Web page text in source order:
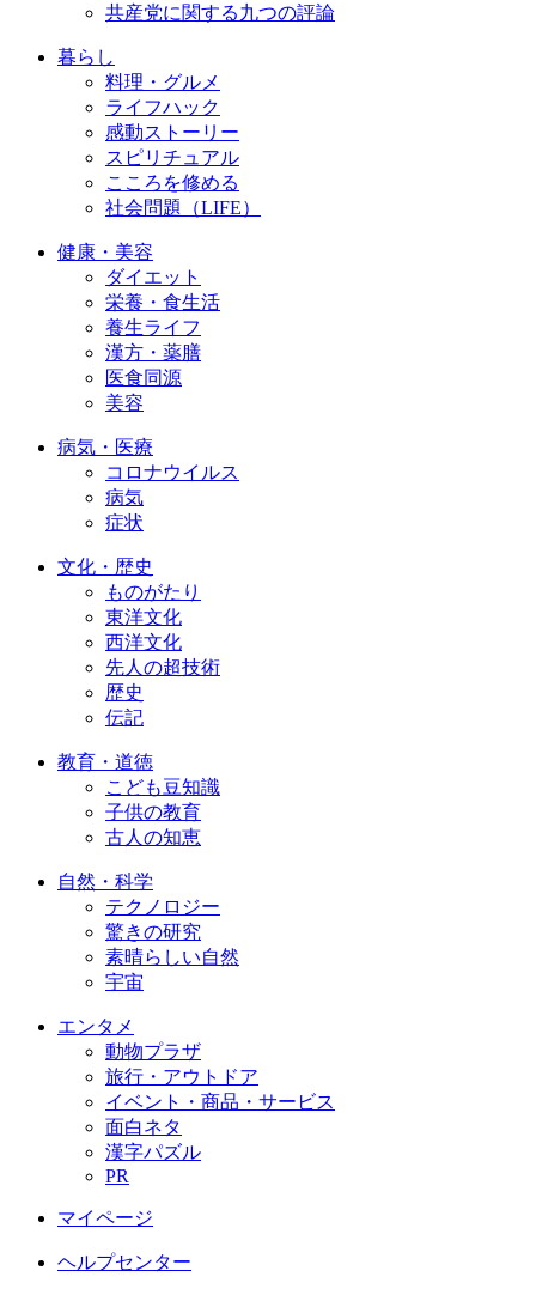
共産党に関する九つの評論
暮らし
料理・グルメ
ライフハック
感動ストーリー
スピリチュアル
こころを修める
社会問題（LIFE）
健康・美容
ダイエット
栄養・食生活
養生ライフ
漢方・薬膳
医食同源
美容
病気・医療
コロナウイルス
病気
症状
文化・歴史
ものがたり
東洋文化
西洋文化
先人の超技術
歴史
伝記
教育・道徳
こども豆知識
子供の教育
古人の知恵
自然・科学
テクノロジー
驚きの研究
素晴らしい自然
宇宙
エンタメ
動物プラザ
旅行・アウトドア
イベント・商品・サービス
面白ネタ
漢字パズル
PR
マイページ
ヘルプセンター